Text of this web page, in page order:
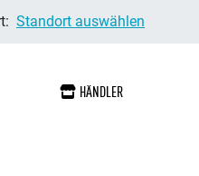
Standort auswählen
HÄNDLER